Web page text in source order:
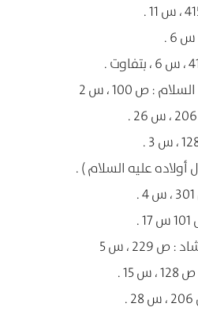
عليه السلام ) .